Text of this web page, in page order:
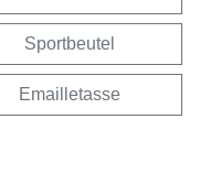
Sportbeutel
Emailletasse